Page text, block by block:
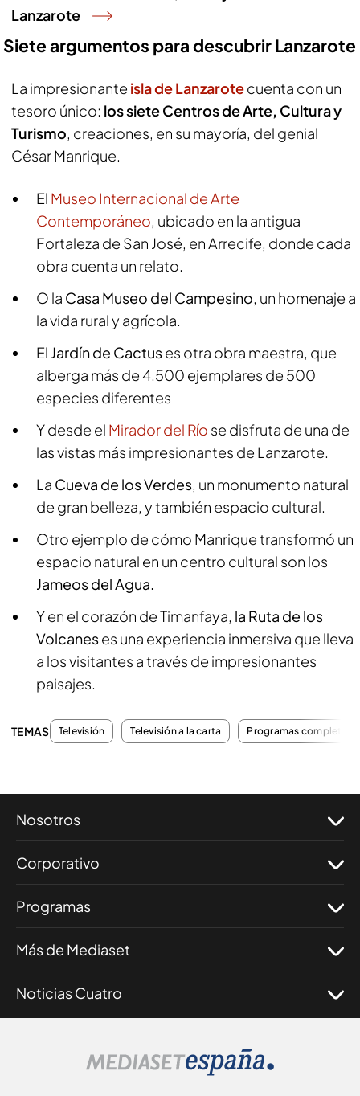
Lanzarote
Siete argumentos para descubrir Lanzarote
La impresionante isla de Lanzarotecuenta con un
tesoro único: los siete Centros de Arte, Cultura y
Turismo, creaciones, en su mayoría, del genial
César Manrique.
El Museo Internacional de Arte
Contemporáneo, ubicado en la antigua
Fortaleza de San José, en Arrecife, donde cada
obra cuenta un relato.
O la Casa Museo del Campesino, un homenaje a
la vida rural y agrícola.
El Jardín de Cactuses otra obra maestra, que
alberga más de 4.500 ejemplares de 500
especies diferentes
Y desde el Mirador del Río se disfruta de una de
las vistas más impresionantes de Lanzarote.
La Cueva de los Verdes, un monumento natural
de gran belleza, y también espacio cultural.
Otro ejemplo de cómo Manrique transformó un
espacio natural en un centro cultural son los
Jameos del Agua.
Y en el corazón de Timanfaya, la Ruta de los
Volcaneses una experiencia inmersiva que lleva
a los visitantes a través de impresionantes
paisajes.
TEMAS Televisión Televisión a la carta Programas completos
Nosotros
Corporativo
Programas
Más de Mediaset
Noticias Cuatro